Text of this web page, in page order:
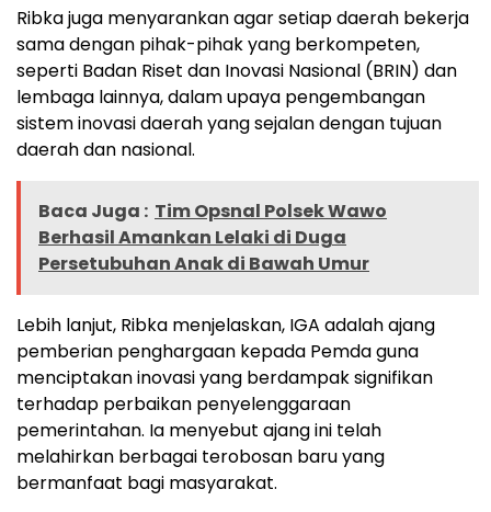
Ribka juga menyarankan agar setiap daerah bekerja
sama dengan pihak-pihak yang berkompeten,
seperti Badan Riset dan Inovasi Nasional (BRIN) dan
lembaga lainnya, dalam upaya pengembangan
sistem inovasi daerah yang sejalan dengan tujuan
daerah dan nasional.
Baca Juga : Tim Opsnal Polsek Wawo
Berhasil Amankan Lelaki di Duga
Persetubuhan Anak di Bawah Umur
Lebih lanjut, Ribka menjelaskan, IGA adalah ajang
pemberian penghargaan kepada Pemda guna
menciptakan inovasi yang berdampak signifikan
terhadap perbaikan penyelenggaraan
pemerintahan. Ia menyebut ajang ini telah
melahirkan berbagai terobosan baru yang
bermanfaat bagi masyarakat.